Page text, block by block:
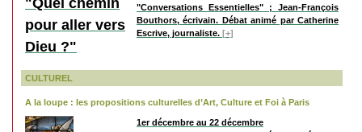
"Conversations Essentielles" ; Jean-François
Bouthors, écrivain. Débat animé par Catherine
Escrive, journaliste. [+]
CULTUREL
A la loupe : les propositions culturelles d’Art, Culture et Foi à Paris
1er décembre au 22 décembre